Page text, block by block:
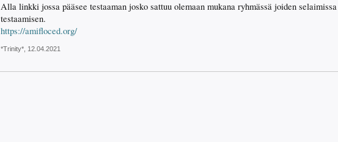
Alla linkki jossa pääsee testaaman josko sattuu olemaan mukana ryhmässä joiden
testaamisen.
https://amifloced.org/
*Trinity* 12.04.2021